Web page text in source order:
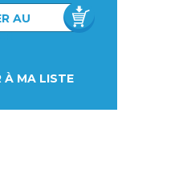
AU
À MA LISTE